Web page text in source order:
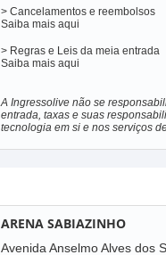
> Cancelamentos e reembolsos
Saiba mais aqui
> Regras e Leis da meia entrada
Saiba mais aqui
A Ingressolive não se
entrada, taxas e suas
tecnologia em si e nos serviços
ARENA SABIAZINHO
Avenida Anselmo Alves dos